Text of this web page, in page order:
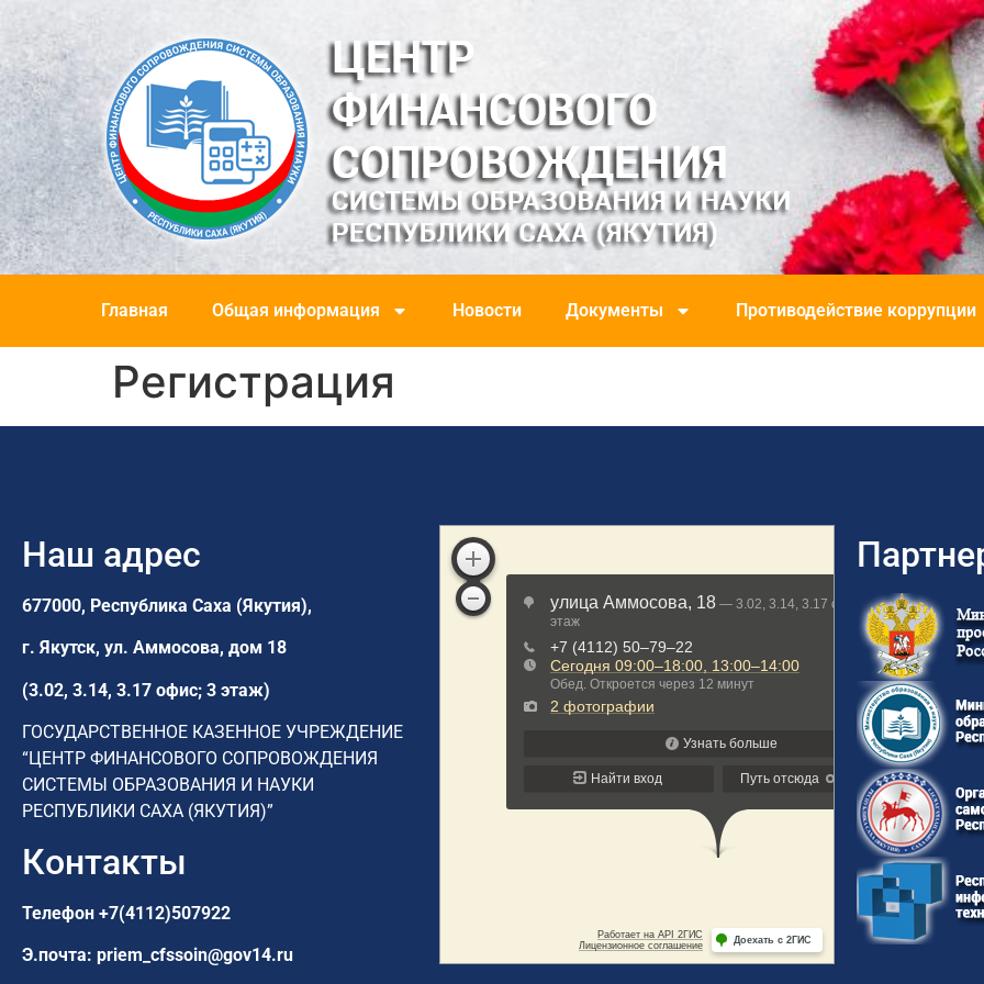
Главная Общая информация Новости Документы Противодействие коррупции
Регистрация
Наш адрес
677000, Республика Саха (Якутия),
г. Якутск, ул. Аммосова, дом 18
(3.02, 3.14, 3.17 офис; 3 этаж)
ГОСУДАРСТВЕННОЕ КАЗЕННОЕ УЧРЕЖДЕНИЕ
“ЦЕНТР ФИНАНСОВОГО СОПРОВОЖДЕНИЯ
СИСТЕМЫ ОБРАЗОВАНИЯ И НАУКИ
РЕСПУБЛИКИ САХА (ЯКУТИЯ)”
Контакты
Телефон +7(4112)507922
Э.почта: priem_cfssoin@gov14.ru